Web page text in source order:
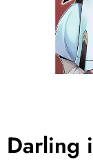
Darling